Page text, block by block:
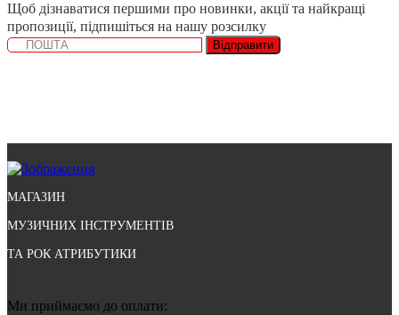
Щоб дізнаватися першими про новинки, акції та найкращі
пропозиції, підпишіться на нашу розсилку
Відправити
МАГАЗИН
МУЗИЧНИХ ІНСТРУМЕНТІВ
ТА РОК АТРИБУТИКИ
Ми приймаємо до оплати: